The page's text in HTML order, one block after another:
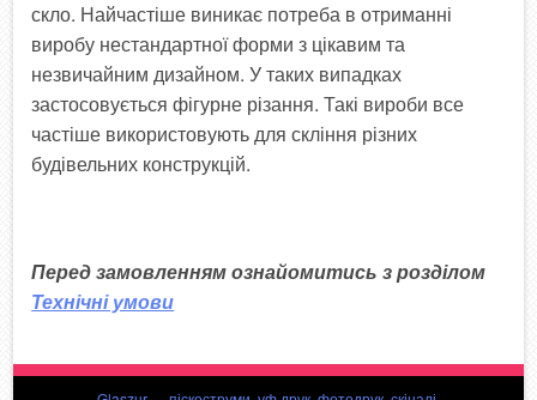
скло. Найчастіше виникає потреба в отриманні
виробу нестандартної форми з цікавим та
незвичайним дизайном. У таких випадках
застосовується фігурне різання. Такі вироби все
частіше використовують для скління різних
будівельних конструкцій.
Перед замовленням ознайомитись з розділом
Технічні умови